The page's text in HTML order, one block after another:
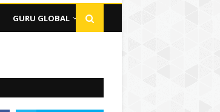
GURU GLOBAL